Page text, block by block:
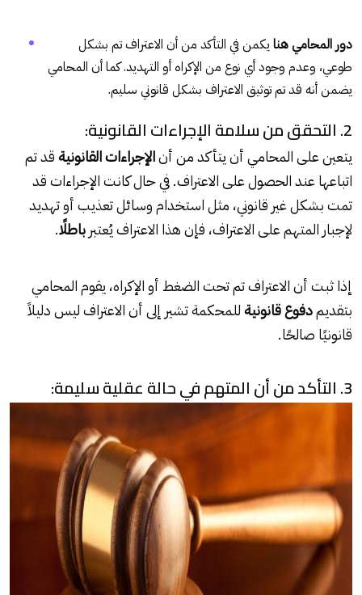
دور المحامي هنا يكمن في التأكد من أن الاعتراف تم بشكل
طوعي، وعدم وجود أي نوع من الإكراه أو التهديد. كما أن المحامي
يضمن أنه قد تم توثيق الاعتراف بشكل قانوني سليم.
2. التحقق من سلامة الإجراءات القانونية:
يتعين على المحامي أن يتأكد من أنالإجراءات القانونيةقد تم
اتباعها عند الحصول على الاعتراف. في حال كانت الإجراءات قد
تمت بشكل غير قانوني، مثل استخدام وسائل تعذيب أو تهديد
لإجبار المتهم على الاعتراف، فإن هذا الاعتراف يُعتبر باطلًا.
إذا ثبت أن الاعتراف تم تحت الضغط أو الإكراه، يقوم المحامي
بتقديمدفوع قانونيةللمحكمة تشير إلى أن الاعتراف ليس دليلاً
قانونيًا صالحًا.
3. التأكد من أن المتهم في حالة عقلية سليمة: